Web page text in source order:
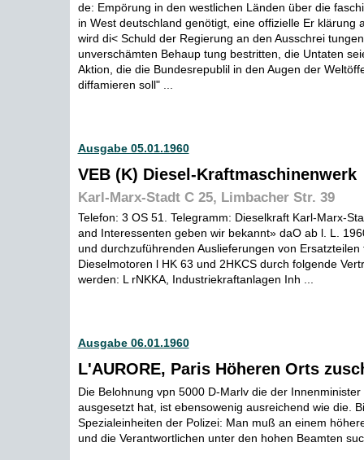
de: Empörung in den westlichen Länden über die
in West deutschland genötigt, eine offizielle Er klärung
wird di< Schuld der Regierung an den Ausschrei
unverschämten Behaup tung bestritten, die Untaten
Aktion, die die Bundesrepublil in den Augen der
diffamieren soll" ...
Ausgabe 05.01.1960
VEB (K) Diesel-Kraftmaschinenwerk
Karl-Marx-Stadt C 25, Limbacher Str. 39
Telefon: 3 OS 51. Telegramm: Dieselkraft Karl-Marx-
and Interessenten geben wir bekannt» daO ab l. L.
und durchzuführenden Auslieferungen von
Dieselmotoren l HK 63 und 2HKCS durch folgende
werden: L rNKKA, Industriekraftanlagen Inh ...
Ausgabe 06.01.1960
L'AURORE, Paris Höheren Orts
Die Belohnung vpn 5000 D-Marlv die der
ausgesetzt hat, ist ebensowenig ausreichend wie die.
Spezialeinheiten der Polizei: Man muß an einem
und die Verantwortlichen unter den hohen Beamten